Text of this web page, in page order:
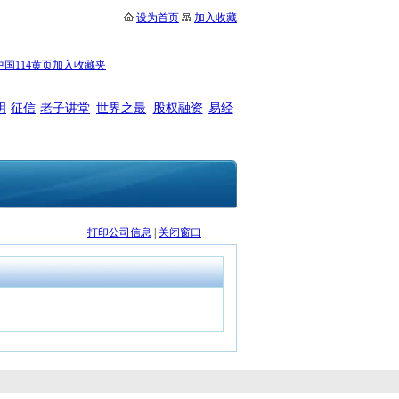
设为首页 加入收藏
国114黄页加入收藏夹
征信 老子讲堂 世界之最 股权融资 易经
打印公司信息 关闭窗口